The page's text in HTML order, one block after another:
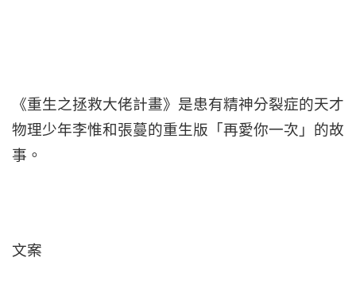
《重生之拯救大佬計畫》是患有精神分裂症的天才
物理少年李惟和張蔓的重生版「再愛你一次」的故
事。
文案